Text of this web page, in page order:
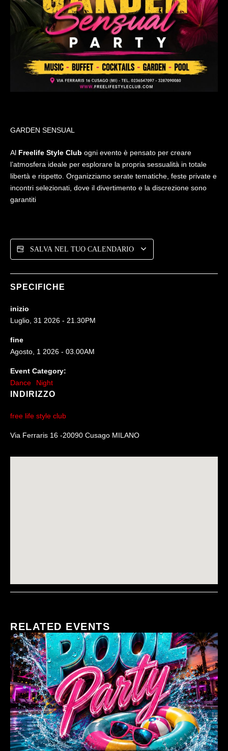
GARDEN SENSUAL
Al Freelife Style Club ogni evento è pensato per creare
l’atmosfera ideale per esplorare la propria sessualità in totale
libertà e rispetto. Organizziamo serate tematiche, feste private e
incontri selezionati, dove il divertimento e la discrezione sono
garantiti
SALVA NEL TUO CALENDARIO
SPECIFICHE
inizio
Luglio, 31 2026 - 21.30PM
fine
Agosto, 1 2026 - 03.00AM
Event Category:
Dance
Night
INDIRIZZO
free life style club
Via Ferraris 16 -20090 Cusago MILANO
RELATED EVENTS
SCOPRI DI PIÙ